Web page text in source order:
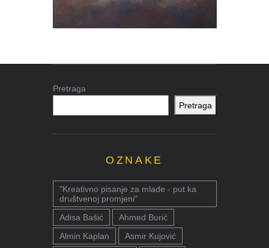
Pretraga
Pretraga
OZNAKE
"Kreativno pisanje za mlade - put ka
društvenoj promjeni"
Adisa Bašić
Ahmed Burić
Almin Kaplan
Asmir Kujović